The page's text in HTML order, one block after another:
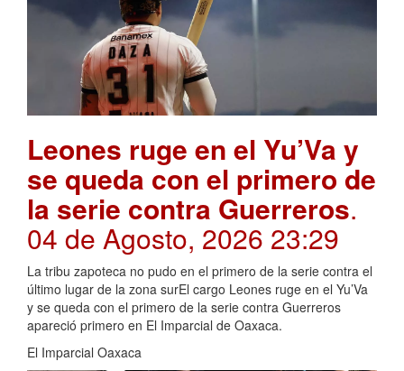
Leones ruge en el Yu’Va y
se queda con el primero de
la serie contra Guerreros.
04 de Agosto, 2026 23:29
La tribu zapoteca no pudo en el primero de la serie contra el
último lugar de la zona surEl cargo Leones ruge en el Yu’Va
y se queda con el primero de la serie contra Guerreros
apareció primero en El Imparcial de Oaxaca.
El Imparcial Oaxaca